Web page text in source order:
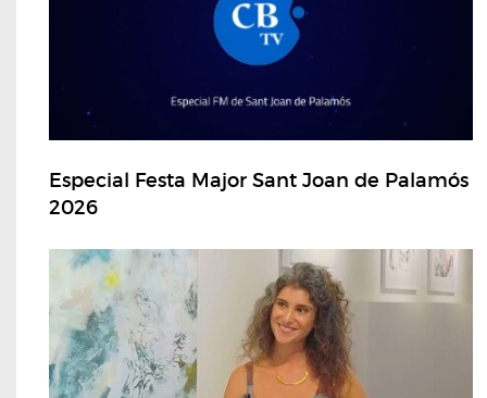
Especial Festa Major Sant Joan de Palamós
2026